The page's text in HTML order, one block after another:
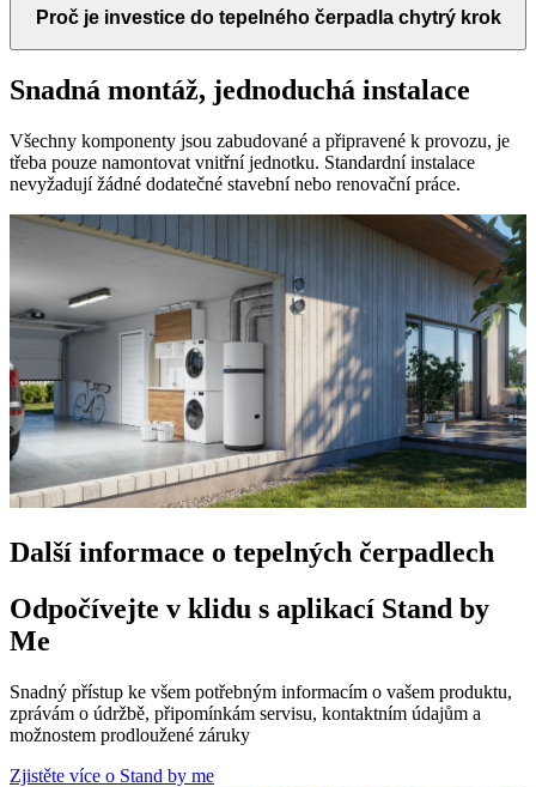
Proč je investice do tepelného čerpadla chytrý krok
Snadná montáž, jednoduchá instalace
Všechny komponenty jsou zabudované a připravené k provozu, je
třeba pouze namontovat vnitřní jednotku. Standardní instalace
nevyžadují žádné dodatečné stavební nebo renovační práce.
Další informace o tepelných čerpadlech
Odpočívejte v klidu s aplikací Stand by
Me
Snadný přístup ke všem potřebným informacím o vašem produktu,
zprávám o údržbě, připomínkám servisu, kontaktním údajům a
možnostem prodloužené záruky
Zjistěte více o Stand by me